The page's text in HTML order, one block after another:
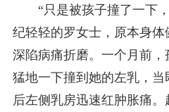
“只是被孩子撞了一下
纪轻轻的罗女士，原本身
深陷病痛折磨。一个月前，
猛地一下撞到她的左乳，
后左侧乳房迅速红肿胀痛